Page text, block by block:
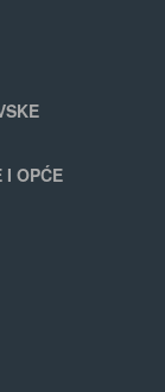
I OPĆE